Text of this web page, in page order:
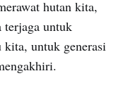
hutan kita,
terjaga untuk
kita, untuk generasi